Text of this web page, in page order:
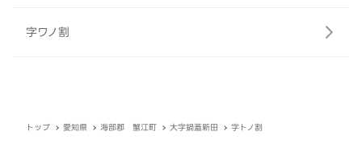
字ワノ割
トップ 愛知県 海部郡 蟹江町 大字鍋蓋新田 字トノ割